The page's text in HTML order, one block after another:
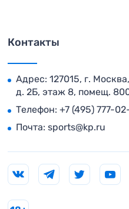
Контакты
Адрес: 127015, г.
д. 2Б, этаж 8, помещ.
Телефон: +7 (495) 777-
Почта: sports@kp.ru